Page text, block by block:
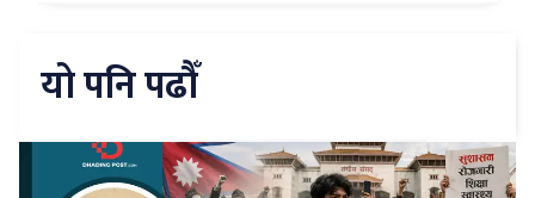
यो पनि पढौँ